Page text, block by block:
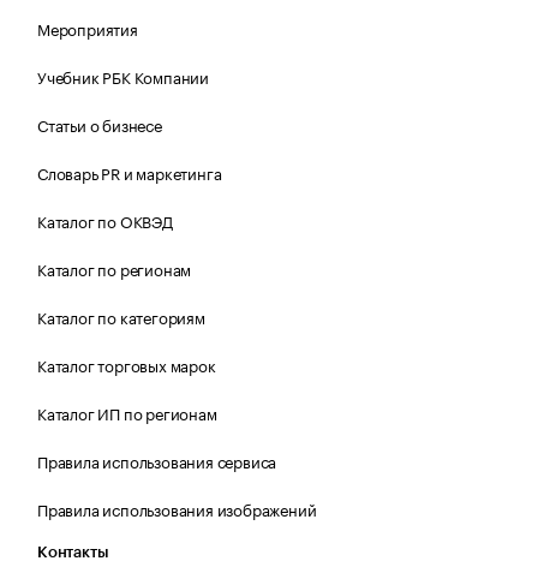
Мероприятия
Учебник РБК Компании
Статьи о бизнесе
Словарь PR и маркетинга
Каталог по ОКВЭД
Каталог по регионам
Каталог по категориям
Каталог торговых марок
Каталог ИП по регионам
Правила использования сервиса
Правила использования изображений
Контакты